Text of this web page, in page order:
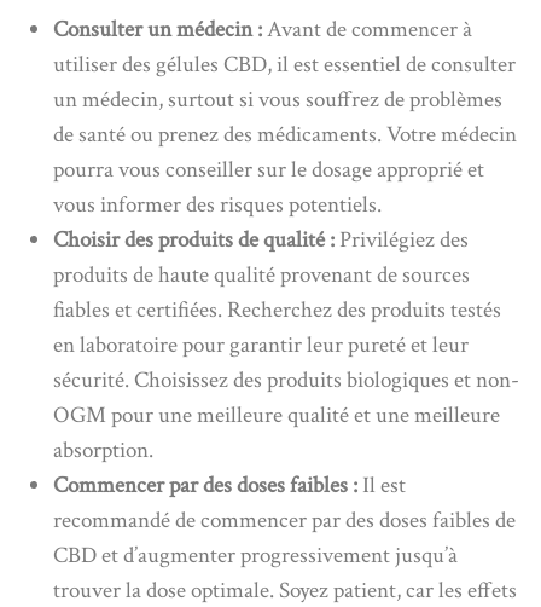
Consulter un médecin :Avant de commencer à
utiliser des gélules CBD, il est essentiel de consulter
un médecin, surtout si vous souffrez de problèmes
de santé ou prenez des médicaments. Votre médecin
pourra vous conseiller sur le dosage approprié et
vous informer des risques potentiels.
Choisir des produits de qualité : Privilégiez des
produits de haute qualité provenant de sources
fiables et certifiées. Recherchez des produits testés
en laboratoire pour garantir leur pureté et leur
sécurité. Choisissez des produits biologiques et non-
OGM pour une meilleure qualité et une meilleure
absorption.
Commencer par des doses faibles : Il est
recommandé de commencer par des doses faibles de
CBD et d’augmenter progressivement jusqu’à
trouver la dose optimale. Soyez patient, car les effets